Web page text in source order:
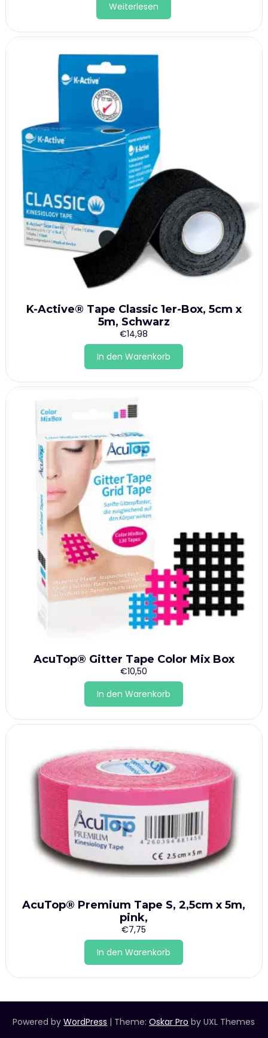
Weiterlesen
K-Active® Tape Classic 1er-Box, 5cm x
5m, Schwarz
€14,98
In den Warenkorb
AcuTop® Gitter Tape Color Mix Box
€10,50
In den Warenkorb
AcuTop® Premium Tape S, 2,5cm x 5m,
pink,
€7,75
In den Warenkorb
Powered byWordPress | Theme:Oskar Pro by UXL Themes